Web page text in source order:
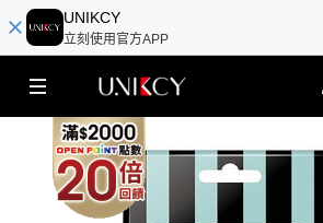
UNIKCY
立刻使用官方APP